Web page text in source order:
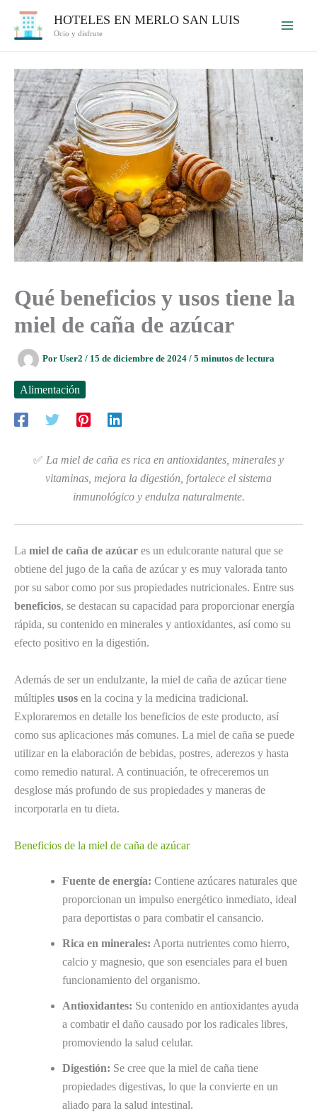
HOTELES EN MERLO SAN LUIS
Ocio y disfrute
Qué beneficios y usos tiene la
miel de caña de azúcar
Por User2 / 15 de diciembre de 2024 / 5 minutos de lectura
Alimentación
✅ La miel de caña es rica en antioxidantes, minerales y
vitaminas, mejora la digestión, fortalece el sistema
inmunológico y endulza naturalmente.
La miel de caña de azúcar es un edulcorante natural que se
obtiene del jugo de la caña de azúcar y es muy valorada tanto
por su sabor como por sus propiedades nutricionales. Entre sus
beneficios, se destacan su capacidad para proporcionar energía
rápida, su contenido en minerales y antioxidantes, así como su
efecto positivo en la digestión.
Además de ser un endulzante, la miel de caña de azúcar tiene
múltiples usos en la cocina y la medicina tradicional.
Exploraremos en detalle los beneficios de este producto, así
como sus aplicaciones más comunes. La miel de caña se puede
utilizar en la elaboración de bebidas, postres, aderezos y hasta
como remedio natural. A continuación, te ofreceremos un
desglose más profundo de sus propiedades y maneras de
incorporarla en tu dieta.
Beneficios de la miel de caña de azúcar
Fuente de energía: Contiene azúcares naturales que
proporcionan un impulso energético inmediato, ideal
para deportistas o para combatir el cansancio.
Rica en minerales: Aporta nutrientes como hierro,
calcio y magnesio, que son esenciales para el buen
funcionamiento del organismo.
Antioxidantes: Su contenido en antioxidantes ayuda
a combatir el daño causado por los radicales libres,
promoviendo la salud celular.
Digestión: Se cree que la miel de caña tiene
propiedades digestivas, lo que la convierte en un
aliado para la salud intestinal.